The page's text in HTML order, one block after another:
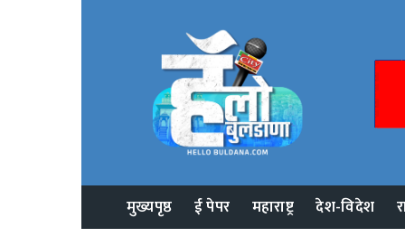
मुख्यपृष्ठ ई पेपर महाराष्ट्र देश-विदेश